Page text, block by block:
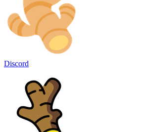
Discord